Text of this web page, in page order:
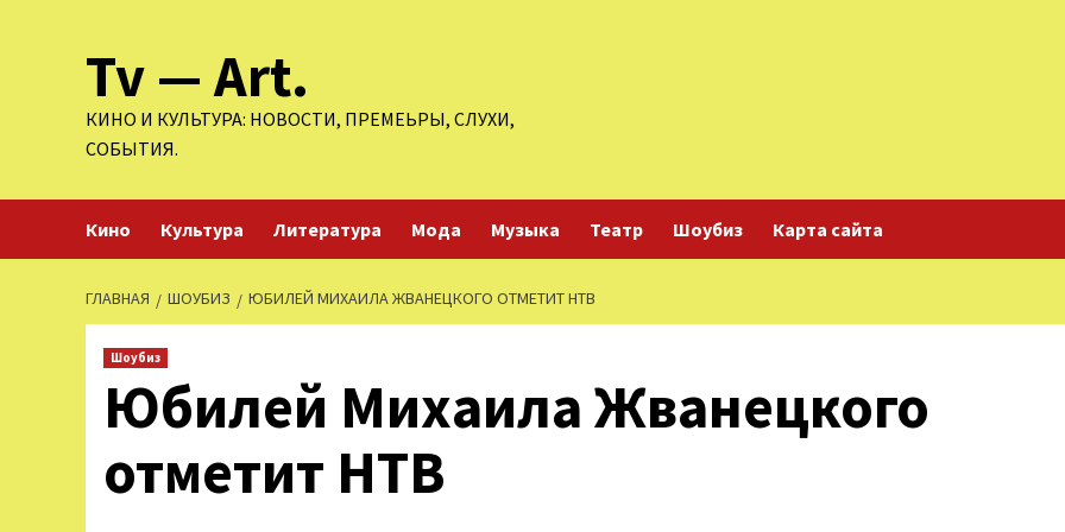
содержимомуTv — Art.
КИНО И КУЛЬТУРА: НОВОСТИ, ПРЕМЕЬРЫ, СЛУХИ,
СОБЫТИЯ.
Кино Культура Литература Мода Музыка Театр Шоубиз Карта сайта
ГЛАВНАЯ ШОУБИЗ ЮБИЛЕЙ МИХАИЛА ЖВАНЕЦКОГО ОТМЕТИТ НТВ
Шоубиз
Юбилей Михаила Жванецкого
отметит НТВ